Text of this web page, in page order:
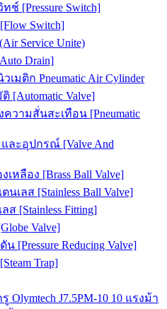
ช์ [Pressure Switch]
Switch]
Service Unite)
Drain]
มติก Pneumatic Air Cylinder
[Automatic Valve]
วามสั่นสะเทือน [Pneumatic
ละอุปกรณ์ [Valve And
หลือง [Brass Ball Valve]
เลส [Stainless Ball Valve]
[Stainless Fitting]
Valve]
[Pressure Reducing Valve]
Trap]
J7.5PM-10 10 แรงม้า